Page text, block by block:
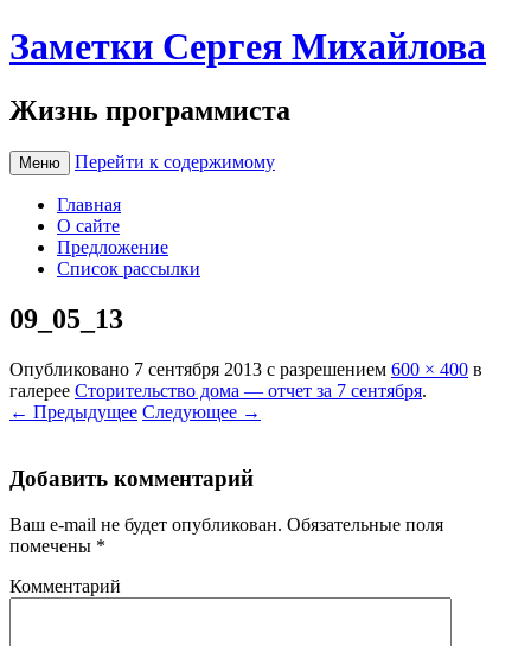
Заметки Сергея Михайлова
Жизнь программиста
Меню Перейти к содержимому
Главная
О сайте
Предложение
Список рассылки
09_05_13
Опубликовано 7 сентября 2013 с разрешением 600 × 400 в
галерее Сторительство дома — отчет за 7 сентября.
← Предыдущее Следующее →
Добавить комментарий
Ваш e-mail не будет опубликован. Обязательные поля
помечены *
Комментарий